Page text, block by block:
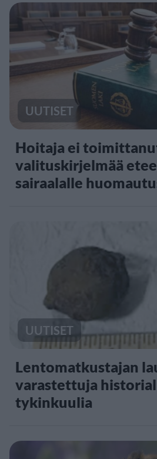
UUTISET
Hoitaja ei
valituskirjelmää
sairaalalle
UUTISET
Lentomatkustajan
varastettuja
tykinkuulia